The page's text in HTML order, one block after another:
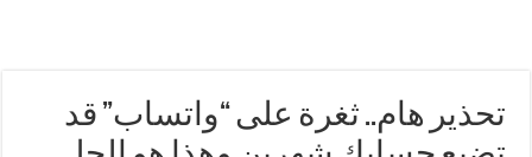
تحذير هام.. ثغرة على “واتساب” قد